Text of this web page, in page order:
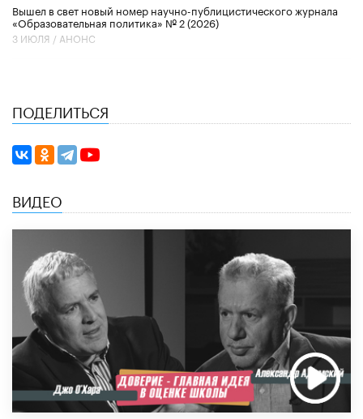
Вышел в свет новый номер научно-публицистического журнала
«Образовательная политика» № 2 (2026)
3 ИЮЛЯ / АНОНС
ПОДЕЛИТЬСЯ
ВИДЕО